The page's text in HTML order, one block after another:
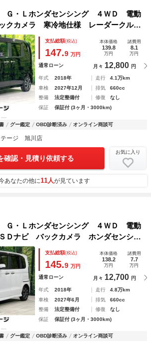
Ｇ・Ｌホンダセンシング ４ＷＤ 電動
クカメラ 寒冷地仕様 レーダークルー
ヒーター 禁煙車 ドラレコ コーナー
ャルＬＥＤライト ＥＴＣ 純正１４イ
支払総額(税込)
147.9 万円
本体価格
139.8
万円
諸費用
8.1
万円
通常ローン 月々 12,800 円
年式 2018年 走行
4.1万km
車検
2027年12月 排気
660cc
整備
法定整備付 修復
なし
保証
保証付 (3ヶ月・3000km)
グー鑑定 OBD診断済み オンライン商談可
テージ 旭川店
確認・見積り依頼する
お気に入り
あなたの他に11人が見ています
Ｇ・Ｌホンダセンシング ４ＷＤ 電動
Ｄナビ バックカメラ ホンダセンシン
コーナーセンサー スマートキー Ｌ
インチアルミ オートハイビーム 車線
支払総額(税込)
145.9 万円
本体価格
138.2
万円
諸費用
7.7
万円
通常ローン 月々 12,700 円
年式 2018年 走行
4.8万km
車検
2027年6月 排気
660cc
整備
法定整備付 修復
なし
保証
保証付 (3ヶ月・3000km)
グー鑑定 OBD診断済み オンライン商談可